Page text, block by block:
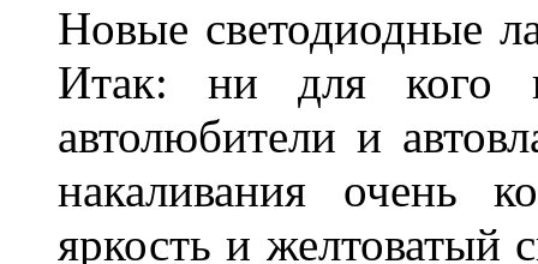
Новые светодиодные
Итак: ни для кого
автолюбители и
накаливания очень
яркость и желтоватый